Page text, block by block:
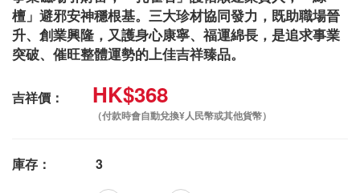
檀」避邪安神穩根基。三大珍材協同發力，既助職場晉
升、創業興隆，又護身心康寧、福運綿長，是追求事業
突破、催旺整體運勢的上佳吉祥臻品。
吉祥價： HK$368
（付款時會自動兌換¥人民幣或其他貨幣）
庫存： 3